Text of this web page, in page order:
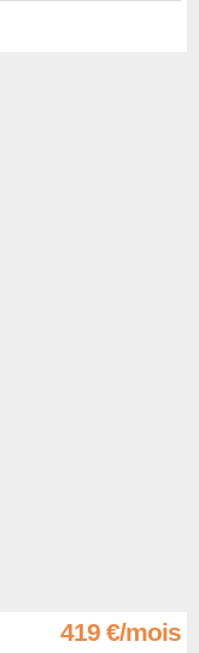
419 €/mois